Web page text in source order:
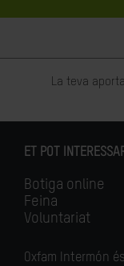
La teva
ET POT
Botiga online
Feina
Voluntariat
Oxfam Intermón